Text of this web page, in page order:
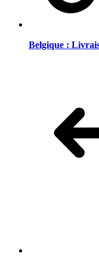
Belgique :